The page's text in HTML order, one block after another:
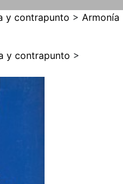
y contrapunto > Armonía
y contrapunto >